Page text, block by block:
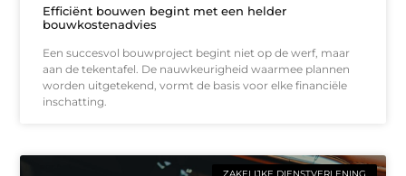
Efficiënt bouwen begint met een helder
bouwkostenadvies
Een succesvol bouwproject begint niet op de werf, maar
aan de tekentafel. De nauwkeurigheid waarmee plannen
worden uitgetekend, vormt de basis voor elke financiële
inschatting.